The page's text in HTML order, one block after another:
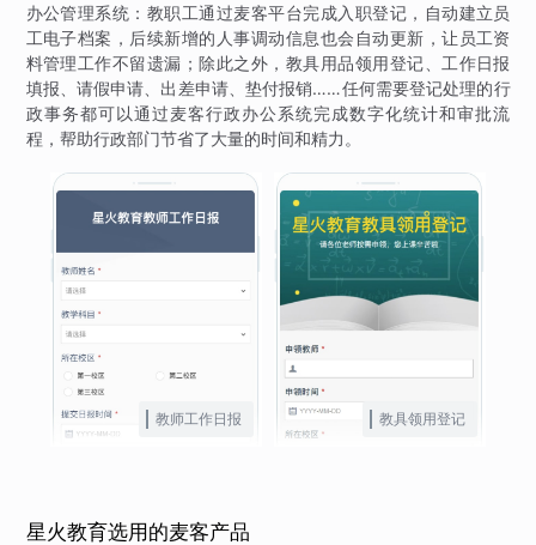
办公管理系统：教职工通过麦客平台完成入职登记，自动建立员
工电子档案，后续新增的人事调动信息也会自动更新，让员工资
料管理工作不留遗漏；除此之外，教具用品领用登记、工作日报
填报、请假申请、出差申请、垫付报销……任何需要登记处理的行
政事务都可以通过麦客行政办公系统完成数字化统计和审批流
程，帮助行政部门节省了大量的时间和精力。
教师工作日报 教具领用登记
星火教育选用的麦客产品